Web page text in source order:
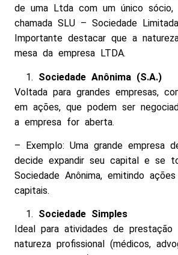
de uma Ltda com um único sócio,
chamada SLU – Sociedade
Importante destacar que a
mesa da empresa LTDA.
Sociedade Anônima (S.A.)
Voltada para grandes empresas,
em ações, que podem ser
a empresa for aberta.
– Exemplo: Uma grande empresa
decide expandir seu capital e se
Sociedade Anônima, emitindo
capitais.
Sociedade Simples
Ideal para atividades de
natureza profissional (médicos,